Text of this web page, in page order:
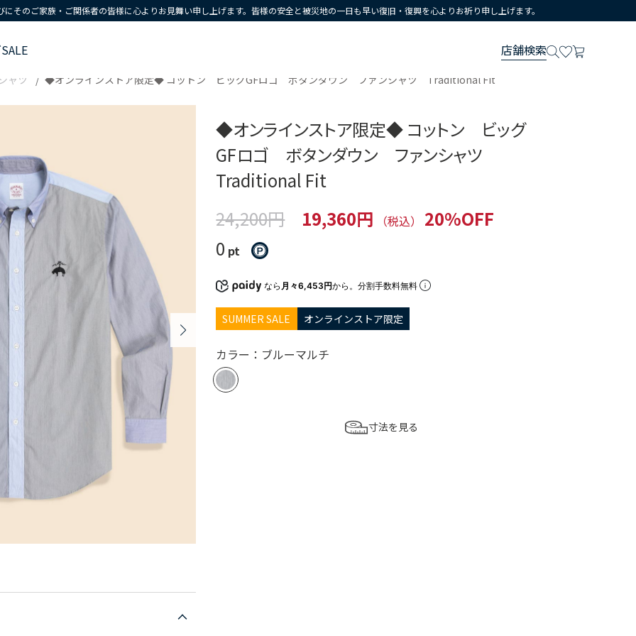
そのご家族・ご関係者の皆様に心よりお見舞い申し上げます。皆様の安全と被災地の一日も早い復旧・復興を心よりお祈り申し上げます。
SALE 店舗検索
ャツ ◆オンラインストア限定◆ コットン ビッグGFロゴ ボタンダウン ファンシャツ Traditional Fit
◆オンラインストア限定◆ コットン ビッグ
GFロゴ ボタンダウン ファンシャツ
Traditional Fit
24,200円
19,360円 （税込）
20%OFF
0 pt
なら 月々6,453円から。分割手数料無料
SUMMER SALE オンラインストア限定
カラー：ブルーマルチ
寸法を見る